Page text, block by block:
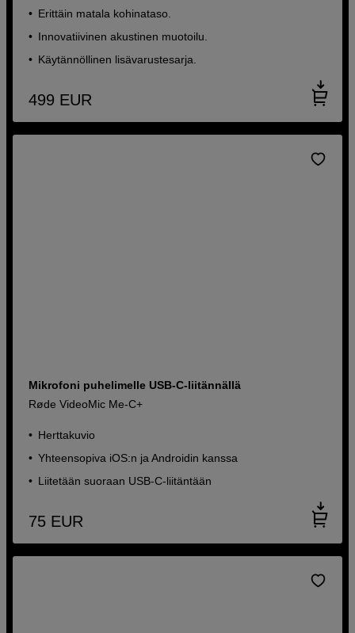
Erittäin matala kohinataso.
Innovatiivinen akustinen muotoilu.
Käytännöllinen lisävarustesarja.
499 EUR
Mikrofoni puhelimelle USB-C-liitännällä
Røde VideoMic Me-C+
Herttakuvio
Yhteensopiva iOS:n ja Androidin kanssa
Liitetään suoraan USB-C-liitäntään
75 EUR